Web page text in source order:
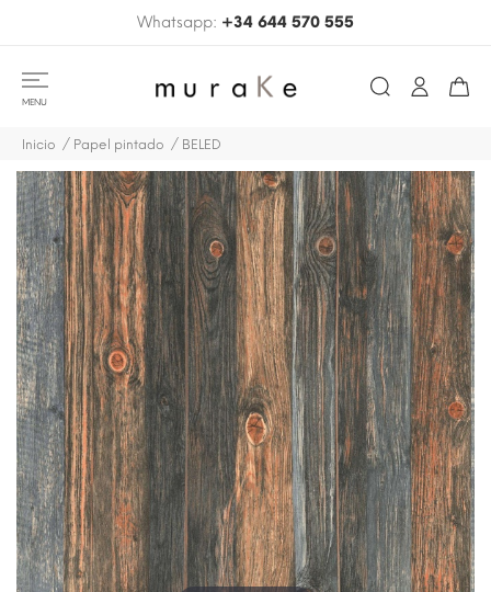
Whatsapp: +34 644 570 555
MENU
Inicio Papel pintado BELED